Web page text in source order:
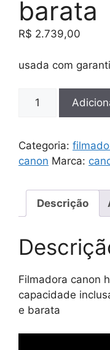
barata
R$ 2.739,00
usada com
Filmadora
r800
com
de
capacidade
para
a
gravar
boa
Categoria:
canon Marca:
Descrição
Filmadora canon
capacidade
e barata